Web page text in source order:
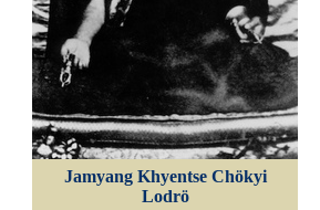
Jamyang Khyentse Chökyi
Lodrö